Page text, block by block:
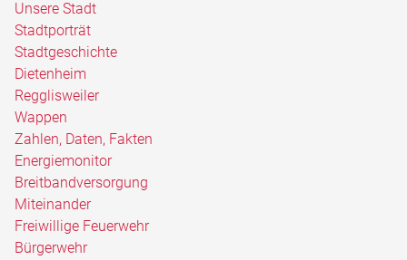
Unsere Stadt
Stadtporträt
Stadtgeschichte
Dietenheim
Regglisweiler
Wappen
Zahlen, Daten, Fakten
Energiemonitor
Breitbandversorgung
Miteinander
Freiwillige Feuerwehr
Bürgerwehr